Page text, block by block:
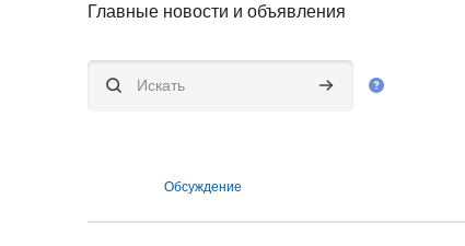
Блоки
Требуемые условия завершения
Главные новости и объявления
Искать Искать
Обсуждение